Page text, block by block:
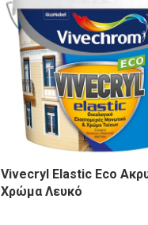
Vivecryl Elastic Eco
Χρώμα Λευκό